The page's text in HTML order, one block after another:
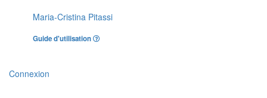
Maria-Cristina Pitassi
Guide d'utilisation
Connexion